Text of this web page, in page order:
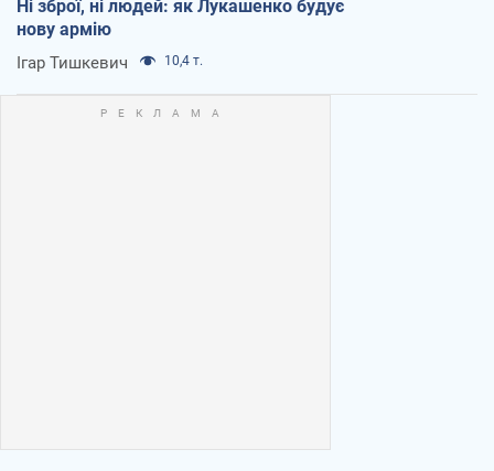
Ні зброї, ні людей: як Лукашенко будує
нову армію
Ігар Тишкевич 10,4 т.